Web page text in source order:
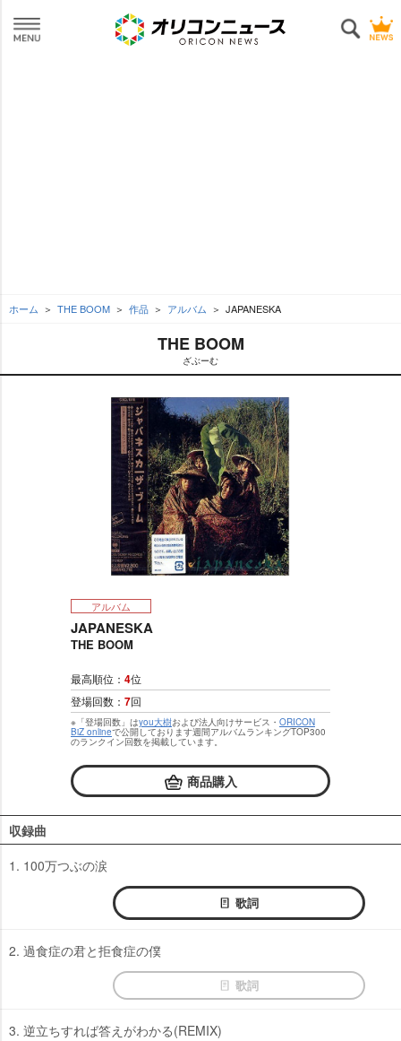
ホーム THE BOOM 作品 アルバム JAPANESKA
THE BOOM
ざぶーむ
アルバム
JAPANESKA
THE BOOM
最高順位： 4位
登場回数： 7回
※「登場回数」はyou大樹および法人向けサービス・ ORICON
BiZ onlineで公開しております週間アルバムランキングTOP300
のランクイン回数を掲載しています。
商品購入
収録曲
1. 100万つぶの涙
歌詞
2. 過食症の君と拒食症の僕
歌詞
3. 逆立ちすれば答えがわかる(REMIX)